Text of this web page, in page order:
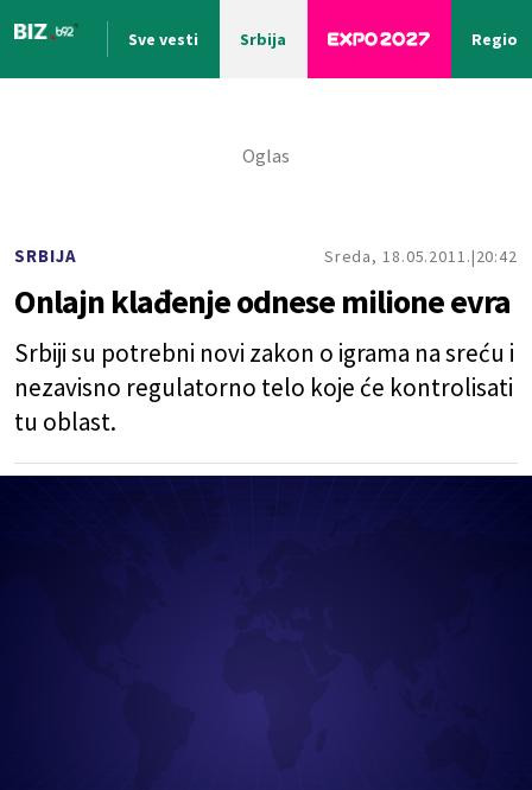
Sve vesti Srbija Region
SRBIJA Sreda, 18.05.2011. 20:42
Onlajn klađenje odnese milione evra
Srbiji su potrebni novi zakon o igrama na sreću i
nezavisno regulatorno telo koje će kontrolisati
tu oblast.